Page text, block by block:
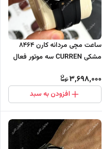
ساعت مچی مردانه کارن 8464
مشکی CURREN سه موتور فعال
3,698,000
افزودن به سبد